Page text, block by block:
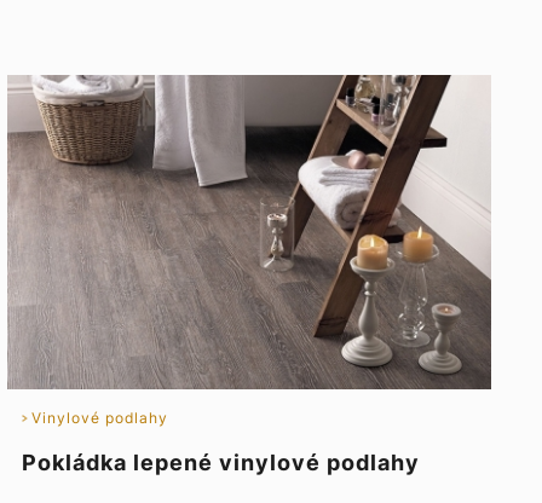
Vinylové podlahy
Pokládka lepené vinylové podlahy